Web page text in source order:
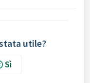
utile?
Sì